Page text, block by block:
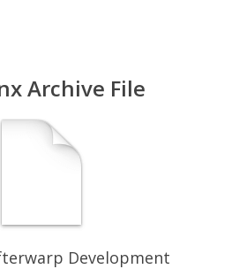
Archive File
Development